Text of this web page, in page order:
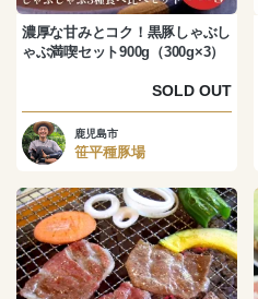
濃厚な甘みとコク！黒豚しゃぶし
ゃぶ満喫セット900g（300g×3）
SOLD OUT
鹿児島市
笹平種豚場